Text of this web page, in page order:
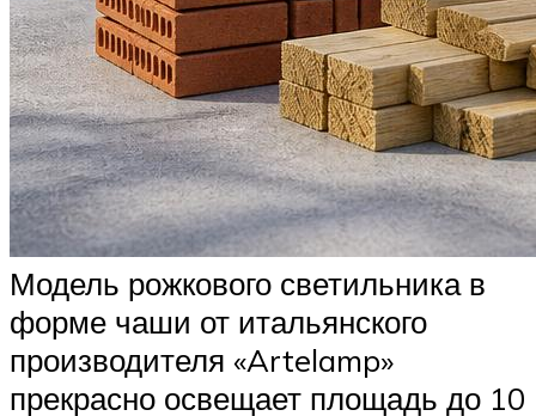
Модель рожкового светильника в
форме чаши от итальянского
производителя «Artelamp»
прекрасно освещает площадь до 10